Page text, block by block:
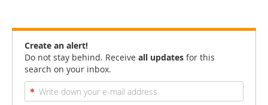
Create an alert!
Do not stay behind. Receive all updates for this
search on your inbox.